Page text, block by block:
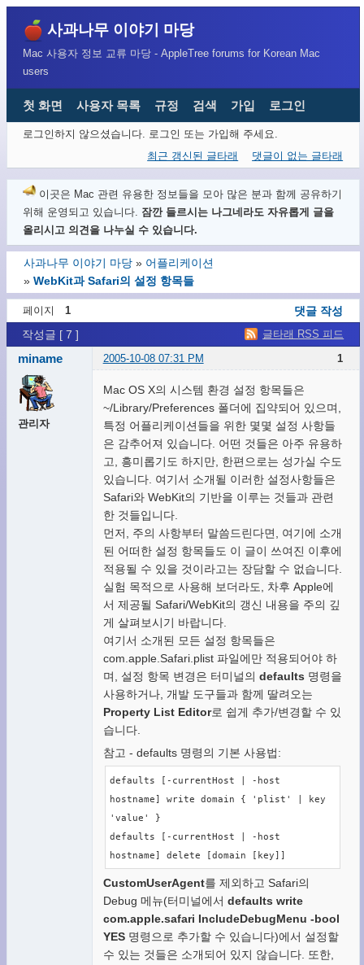
사과나무 이야기 마당
Mac 사용자 정보 교류 마당 - AppleTree forums for Korean Mac
users
첫 화면 사용자 목록 규정 검색 가입 로그인
로그인하지 않으셨습니다.
로그인 또는 가입해 주세요.
최근 갱신된 글타래
댓글이 없는 글타래
이곳은 Mac 관련 유용한 정보들을 모아 많은 분과 함께 공유하기
위해 운영되고 있습니다. 잠깐 들르시는 나그네라도 자유롭게 글을
올리시고 의견을 나누실 수 있습니다.
사과나무 이야기 마당 » 어플리케이션
» WebKit과 Safari의 설정 항목들
페이지 1 댓글 작성
글타래 RSS 피드
작성글 [ 7 ]
1
miname 2005-10-08 07:31 PM
관리자
Mac OS X의 시스템 환경 설정 항목들은
~/Library/Preferences 폴더에 집약되어 있으며,
특정 어플리케이션들을 위한 몇몇 설정 사항들
은 감추어져 있습니다. 어떤 것들은 아주 유용하
고, 흥미롭기도 하지만, 한편으로는 성가실 수도
있습니다. 여기서 소개될 이러한 설정사항들은
Safari와 WebKit의 기반을 이루는 것들과 관련
한 것들입니다.
먼저, 주의 사항부터 말씀드린다면, 여기에 소개
된 어떠한 설정 항목들도 이 글이 쓰여진 이후에
적용될 수 있을 것이라고는 장담할 수 없습니다.
실험 목적으로 사용해 보더라도, 차후 Apple에
서 제공될 Safari/WebKit의 갱신 내용을 주의 깊
게 살펴보시기 바랍니다.
여기서 소개된 모든 설정 항목들은
com.apple.Safari.plist 파일에만 적용되어야 하
며, 설정 항목 변경은 터미널의 defaults 명령을
사용하거나, 개발 도구들과 함께 딸려오는
Property List Editor로 쉽게 추가/변경할 수 있
습니다.
참고 - defaults 명령의 기본 사용법:
defaults [-currentHost | -host
hostname] write domain { 'plist' | key
'value' }
defaults [-currentHost | -host
hostname] delete [domain [key]]
CustomUserAgent를 제외하고 Safari의
Debug 메뉴(터미널에서 defaults write
com.apple.safari IncludeDebugMenu -bool
YES명령으로 추가할 수 있습니다)에서 설정할
수 있는 것들은 소개되어 있지 않습니다. 또한,